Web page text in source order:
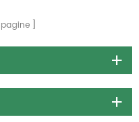
pagine